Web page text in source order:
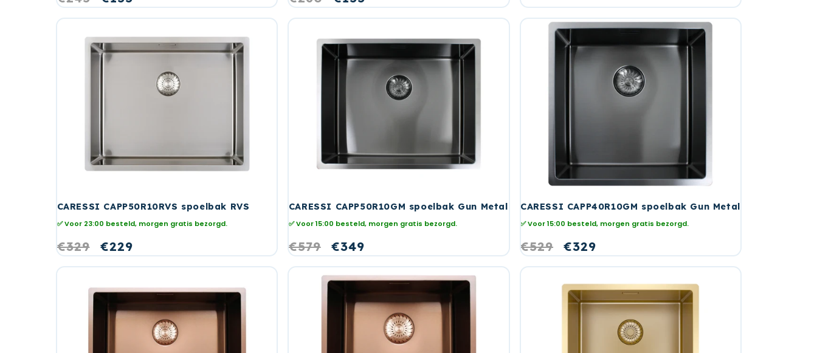
prijs
prijs
prijs
CARESSI CAPP50R10RVS spoelbak RVS
✅ Voor 23:00 besteld, morgen gratis bezorgd.
Normale
prijs
€329 Aanbiedingsprijs
€229
CARESSI CAPP50R10GM spoelbak Gun Metal
✅ Voor 15:00 besteld, morgen gratis bezorgd.
Normale
prijs
€579 Aanbiedingsprijs
€349
CARESSI CAPP40R10GM spoelbak Gun Metal
✅ Voor 15:00 besteld, morgen gratis bezorgd.
Normale
prijs
€529 Aanbiedingsprijs
€329